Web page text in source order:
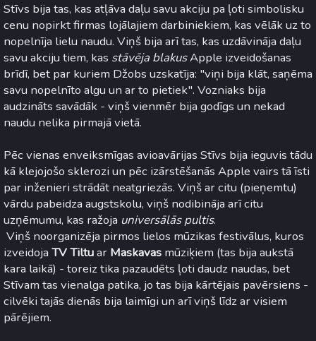
Stīvs bija tas, kas atļāva daļu savu akciju pa ļoti simbolisku
cenu nopirkt firmas lojālajiem darbiniekiem, kas vēlāk uz to
nopelnīja lielu naudu. Viņš bija arī tas, kas uzdāvināja daļu
savu akciju tiem, kas stāvēja blakusApple izveidošanas
brīdī, bet par kuriem Džobs uzskatīja: "viņi bija klāt, saņēma
savu nopelnīto algu un ar to pietiek". Vozniaks bija
audzināts savādāk - viņš vienmēr bija godīgs un nekad
naudu nelika pirmajā vietā.
Pēc vienas enveiksmīgas avioavārijas Stīvs bija ieguvis tādu
kā klejojošo sklerozi un pēc izārstēšanās Apple vairs tā īsti
par inženieri strādāt neatgriezās. Viņš ar citu (pieņemtu)
vārdu pabeidza augstskolu, viņš nodibināja arī citu
uzņēmumu, kas ražoja universālās pultis.
Viņš noorganizēja pirmos lielos mūzikas festivālus, kuros
izveidoja TV Tiltuar Maskavas mūziķiem (tas bija aukstā
kara laikā) - toreiz tika pazaudēts ļoti daudz naudas, bet
Stīvam tas vienalga patika, jo tas bija kārtējais pavērsiens -
cilvēki tajās dienās bija laimīgi un arī viņš līdz ar visiem
pārējiem.